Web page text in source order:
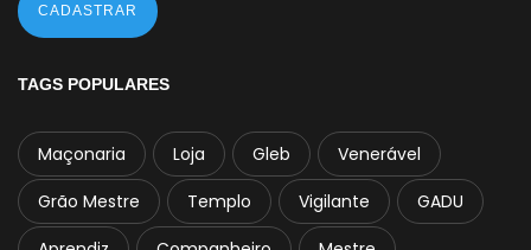
CADASTRAR
TAGS POPULARES
Maçonaria Loja Gleb
Venerável
Grão Mestre
Templo Vigilante
GADU